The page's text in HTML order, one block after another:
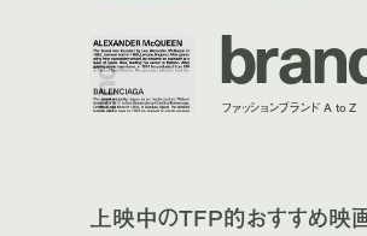
bran
ファッションブランド A to Z
上映中のTFP的おすすめ映